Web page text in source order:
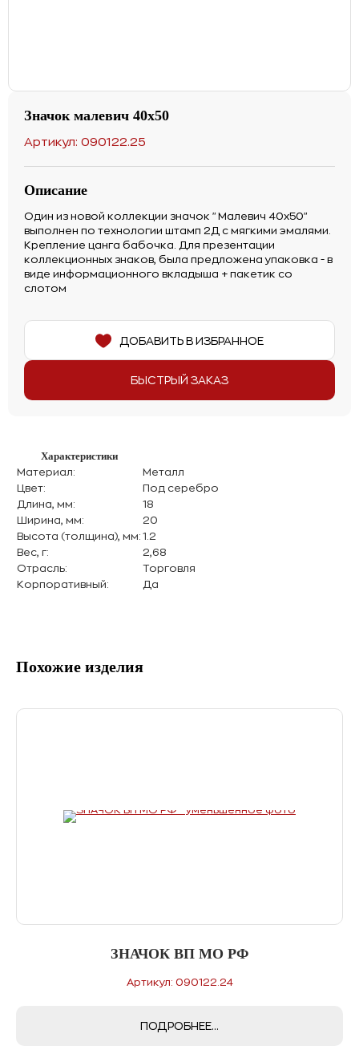
Значок малевич 40х50
Артикул: 090122.25
Описание
Один из новой коллекции значок "Малевич 40х50"
выполнен по технологии штамп 2Д с мягкими эмалями.
Крепление цанга бабочка. Для презентации
коллекционных знаков, была предложена упаковка - в
виде информационного вкладыша + пакетик со
слотом
БЫСТРЫЙ ЗАКАЗ
ДОБАВИТЬ В ИЗБРАННОЕ
Характеристики
Материал:
Металл
Цвет:
Под серебро
Длина, мм:
18
Ширина, мм:
20
Высота (толщина), мм: 1.2
Вес, г:
2,68
Отрасль:
Торговля
Корпоративный:
Да
Похожие изделия
ЗНАЧОК ВП МО РФ
Артикул: 090122.24
ПОДРОБНЕЕ...